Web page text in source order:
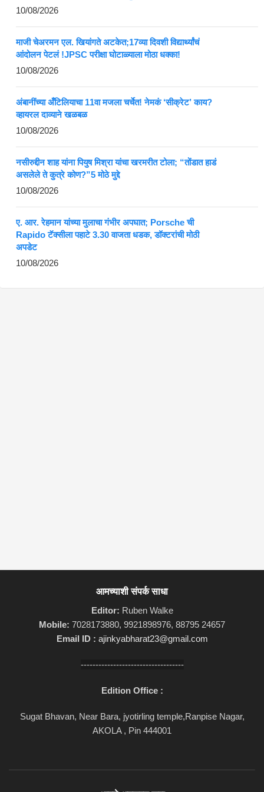
10/08/2026
माजी चेअरमन एल. खियांगते अटकेत;17व्या दिवशी विद्यार्थ्यांचं
आंदोलन पेटलं !JPSC परीक्षा घोटाळ्याला मोठा धक्का!
10/08/2026
अंबानींच्या अँटिलियाचा 11वा मजला चर्चेत! नेमकं ‘सीक्रेट’ काय?
व्हायरल दाव्याने खळबळ
10/08/2026
नसीरुद्दीन शाह यांना पियुष मिश्रा यांचा खरमरीत टोला; “तोंडात हाडं
असलेले ते कुत्रे कोण?”5 मोठे मुद्दे
10/08/2026
ए. आर. रेहमान यांच्या मुलाचा गंभीर अपघात; Porsche ची
Rapido टॅक्सीला पहाटे 3.30 वाजता धडक, डॉक्टरांची मोठी
अपडेट
10/08/2026
आमच्याशी संपर्क साधा
Editor: Ruben Walke
Mobile: 7028173880, 9921898976, 88795 24657
Email ID : ajinkyabharat23@gmail.com
-----------------------------------
Edition Office :
Sugat Bhavan, Near Bara, jyotirling temple,Ranpise Nagar,
AKOLA , Pin 444001